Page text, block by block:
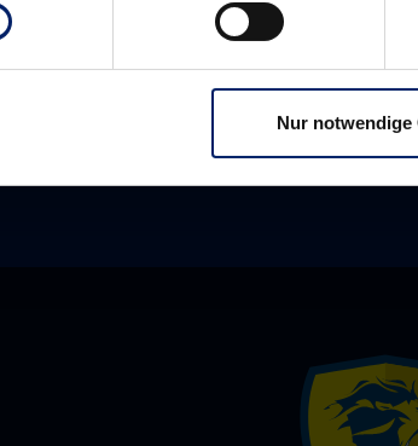
Nur notwendige
Fäth:
Instinkt
und